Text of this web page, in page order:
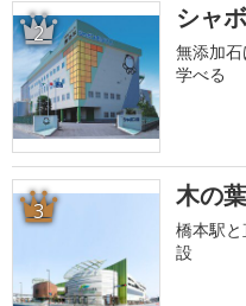
2 シャ
無添加
学べる
3 木の
橋本駅
設